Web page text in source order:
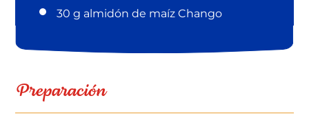
30 g almidón de maíz Chango
Preparación